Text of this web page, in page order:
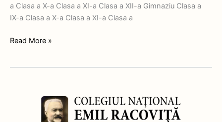
a Clasa a X-a Clasa a XI-a Clasa a XII-a Gimnaziu Clasa a
IX-a Clasa a X-a Clasa a XI-a Clasa a
Read More »